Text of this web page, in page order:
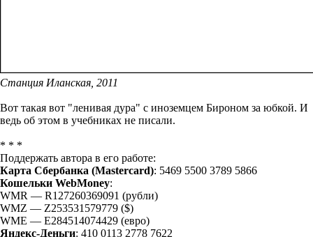
Станция Иланская, 2011
Вот такая вот "ленивая дура" с иноземцем Бироном за юбкой. И
ведь об этом в учебниках не писали.
* * *
Поддержать автора в его работе:
Карта Сбербанка (Mastercard): 5469 5500 3789 5866
Кошельки WebMoney:
WMR — R127260369091 (рубли)
WMZ — Z253531579779 ($)
WME — E284514074429 (евро)
Яндекс-Деньги: 410 0113 2778 7622